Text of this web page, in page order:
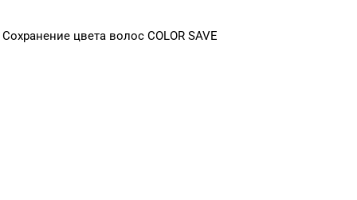
Сохранение цвета волос COLOR SAVE